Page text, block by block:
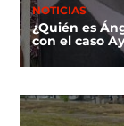
NOTICIAS
¿Quién es
con el caso